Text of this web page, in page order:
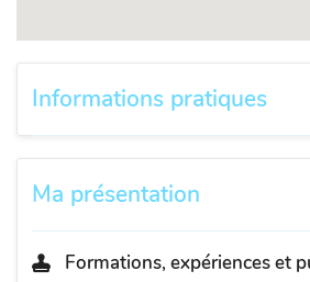
Informations pratiques
Ma présentation
Formations, expériences et